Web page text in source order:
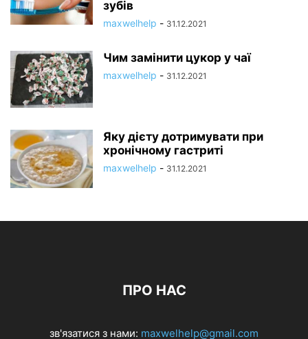
зубів
maxwelhelp - 31.12.2021
Чим замінити цукор у чаї
maxwelhelp - 31.12.2021
Яку дієту дотримувати при
хронічному гастриті
maxwelhelp - 31.12.2021
ПРО НАС
зв'язатися з нами: maxwelhelp@gmail.com